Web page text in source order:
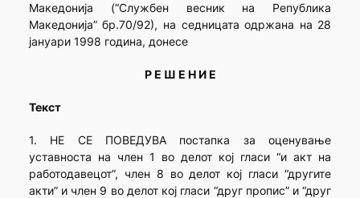
Македонија (“Службен весник на Република
Македонија” бр.70/92), на седницата одржана на 28
јануари 1998 година, донесе
Р Е Ш Е Н И Е
Текст
1. НЕ СЕ ПОВЕДУВА постапка за оценување
уставноста на член 1 во делот кој гласи “и акт на
работодавецот”, член 8 во делот кој гласи “другите
акти” и член 9 во делот кој гласи “друг пропис” и “друг